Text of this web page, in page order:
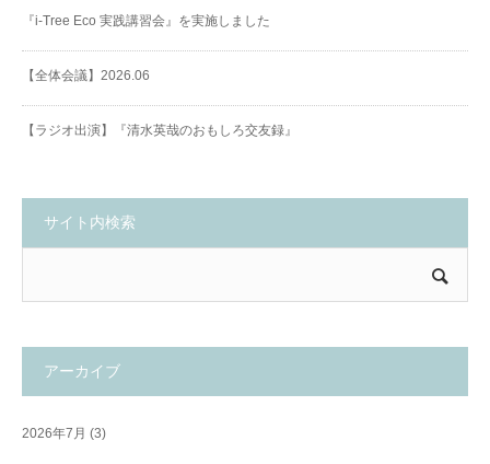
『i-Tree Eco 実践講習会』を実施しました
【全体会議】2026.06
【ラジオ出演】『清水英哉のおもしろ交友録』
サイト内検索
アーカイブ
2026年7月 (3)